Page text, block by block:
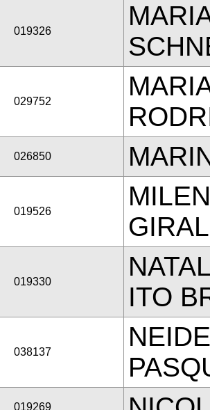
019326
029752
026850
019526
019330
ITO
038137
019269